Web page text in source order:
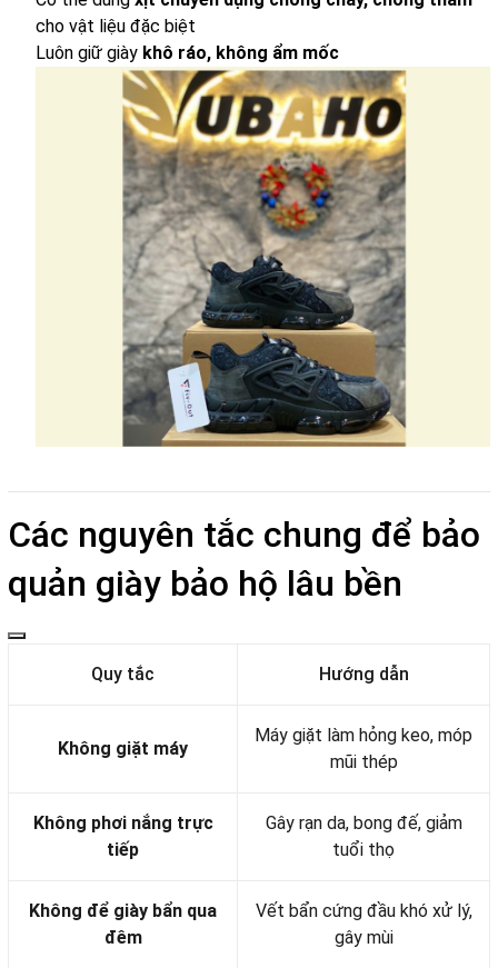
cho vật liệu đặc biệt
Luôn giữ giày khô ráo, không ẩm mốc
Các nguyên tắc chung để bảo
quản giày bảo hộ lâu bền
Quy tắc Hướng dẫn
Không giặt máy
Máy giặt làm hỏng keo, móp
mũi thép
Không phơi nắng trực
tiếp
Gây rạn da, bong đế, giảm
tuổi thọ
Không để giày bẩn qua
đêm
Vết bẩn cứng đầu khó xử lý,
gây mùi